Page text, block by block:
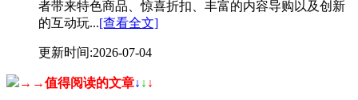
者带来特色商品、惊喜折扣、丰富的内容导购以及创新
的互动玩...[查看全文]
更新时间:2026-07-04
→→值得阅读的文章↓ ↓ ↓